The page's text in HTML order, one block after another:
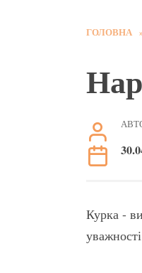
ГОЛОВНА
Курка -